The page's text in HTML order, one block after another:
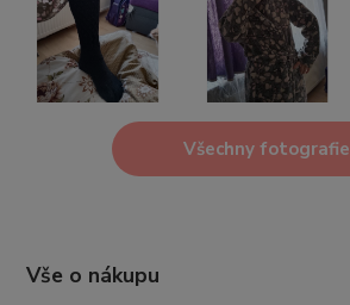
Všechny fotografie
Vše o nákupu